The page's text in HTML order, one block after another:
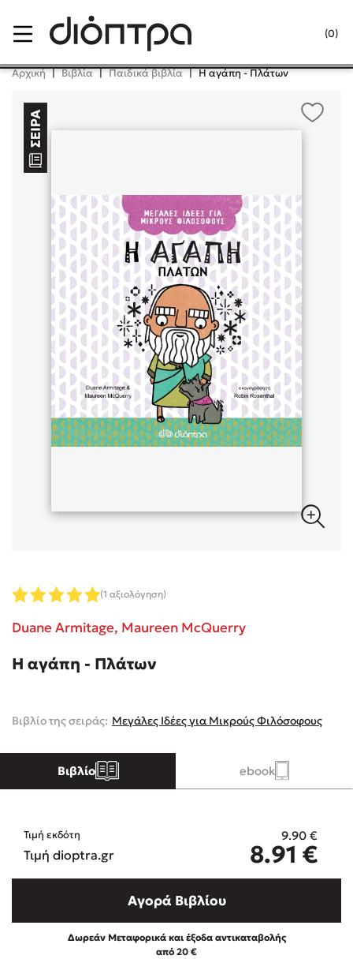
(0)
Κλείσιμο
Δημοφιλή Βιβλία
Το ξενοδοχείο των συναισθημάτων
Χάρης Πολίτης
Καθρέφτης
Στέφανος Ξενάκης
Το λεξικό της ζωής σου
Το λιμάνι μου είσαι εσύ
Ιωάννης Γλωσσόπουλος
Ένας γίγαντας στο σχολείο
Αρχική | Βιβλία | Παιδικά βιβλία | Η αγάπη - Πλάτων
(1 αξιολόγηση)
Duane Armitage, Maureen McQuerry
Η αγάπη - Πλάτων
Βιβλίο της σειράς: Μεγάλες Ιδέες για Μικρούς Φιλόσοφους
Βιβλίο ebook
Τιμή εκδότη 9.90 €
Τιμή dioptra.gr 8.91 €
Αγορά Βιβλίου
Δωρεάν Μεταφορικά και έξοδα αντικαταβολής
από 20 €